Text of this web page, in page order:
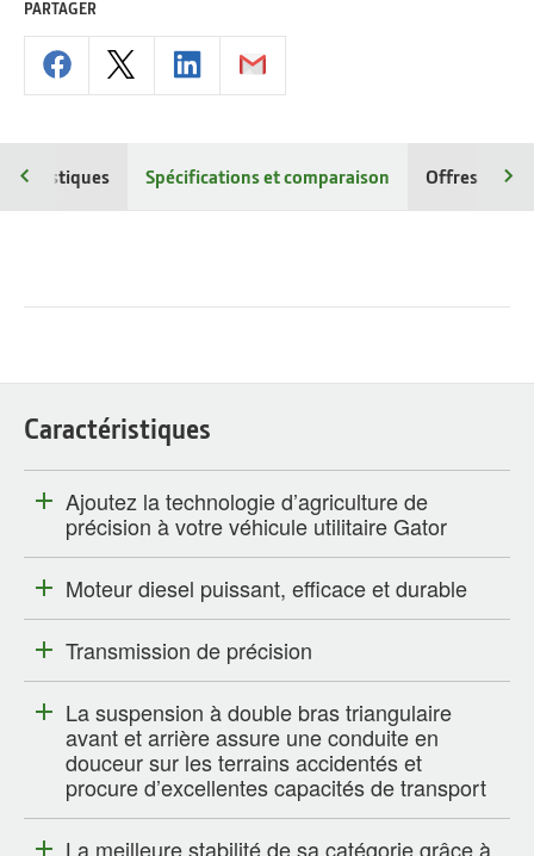
PARTAGER
Spécifications et comparaison Offres et
Caractéristiques
Ajoutez la technologie d’agriculture de
précision à votre véhicule utilitaire Gator
Moteur diesel puissant, efficace et durable
Transmission de précision
La suspension à double bras triangulaire
avant et arrière assure une conduite en
douceur sur les terrains accidentés et
procure d’excellentes capacités de transport
La meilleure stabilité de sa catégorie grâce à